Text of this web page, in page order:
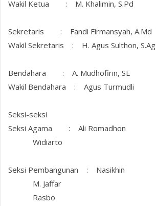
Wakil Ketua : M. Khalimin, S.Pd
Sekretaris : Fandi Firmansyah, A.Md
Wakil Sekretaris : H. Agus Sulthon, S.Ag
Bendahara : A. Mudhofirin, SE
Wakil Bendahara : Agus Turmudli
Seksi-seksi
Seksi Agama : Ali Romadhon
Widiarto
Seksi Pembangunan : Nasikhin
M. Jaffar
Rasbo